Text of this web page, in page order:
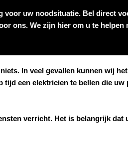
uw noodsituatie. Bel direct
ons. We zijn hier om u te helpen
In veel gevallen kunnen wij
een elektricien te bellen die
verricht. Het is belangrijk dat